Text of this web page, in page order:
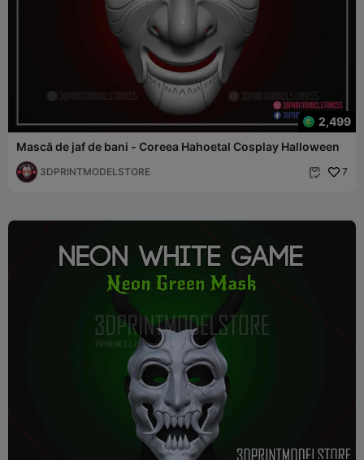
2,499
Mască de jaf de bani - Coreea Hahoetal Cosplay Halloween
3DPRINTMODELSTORE  7